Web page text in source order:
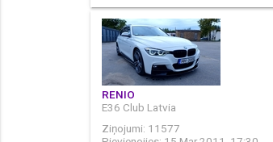
RENIO
E36 Club Latvia
Ziņojumi: 11577